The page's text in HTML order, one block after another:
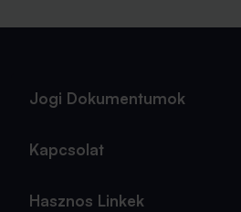
sokszor az utolsó pillanatra
Jogi Dokumentumok
Kapcsolat
Hasznos Linkek